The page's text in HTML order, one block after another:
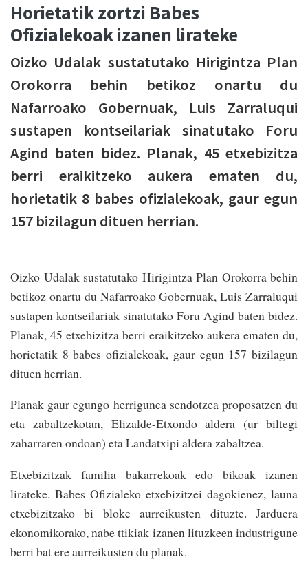
Horietatik zortzi Babes
Ofizialekoak izanen lirateke
Oizko Udalak sustatutako Hirigintza Plan
Orokorra behin betikoz onartu du
Nafarroako Gobernuak, Luis Zarraluqui
sustapen kontseilariak sinatutako Foru
Agind baten bidez. Planak, 45 etxebizitza
berri eraikitzeko aukera ematen du,
horietatik 8 babes ofizialekoak, gaur egun
157 bizilagun dituen herrian.
Oizko Udalak sustatutako Hirigintza Plan Orokorra behin
betikoz onartu du Nafarroako Gobernuak, Luis Zarraluqui
sustapen kontseilariak sinatutako Foru Agind baten bidez.
Planak, 45 etxebizitza berri eraikitzeko aukera ematen du,
horietatik 8 babes ofizialekoak, gaur egun 157 bizilagun
dituen herrian.
Planak gaur egungo herrigunea sendotzea proposatzen du
eta zabaltzekotan, Elizalde-Etxondo aldera (ur biltegi
zaharraren ondoan) eta Landatxipi aldera zabaltzea.
Etxebizitzak familia bakarrekoak edo bikoak izanen
lirateke. Babes Ofizialeko etxebizitzei dagokienez, launa
etxebizitzako bi bloke aurreikusten dituzte. Jarduera
ekonomikorako, nabe ttikiak izanen lituzkeen industrigune
berri bat ere aurreikusten du planak.